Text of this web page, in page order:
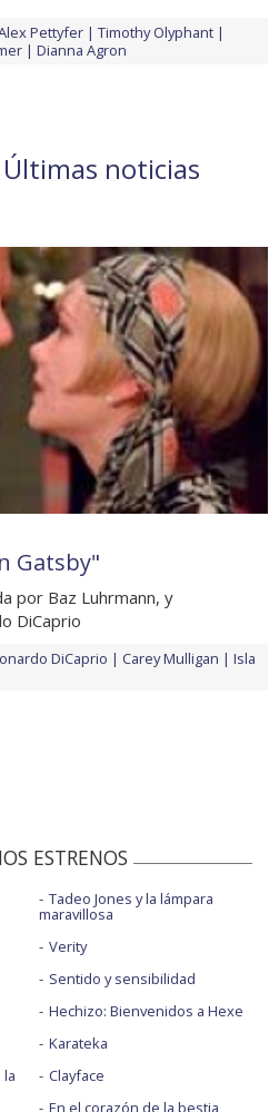
Pettyfer
Timothy Olyphant
Dianna Agron
noticias
Gatsby"
por Baz Luhrmann, y
DiCaprio
DiCaprio Carey Mulligan
Isla
ESTRENOS
Tadeo Jones y la lámpara
maravillosa
Verity
Sentido y sensibilidad
Hechizo: Bienvenidos a Hexe
Karateka
Clayface
En el corazón de la bestia